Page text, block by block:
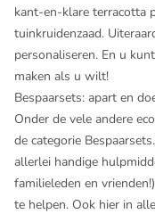
kant-en-klare terracotta
tuinkruidenzaad.
personaliseren. En u
maken als u wilt!
Bespaarsets: apart en
Onder de vele andere
de categorie
allerlei handige
familieleden en
te helpen. Ook hier in